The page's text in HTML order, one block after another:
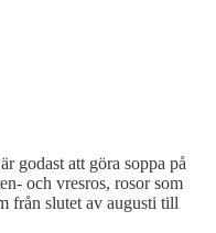
godast att göra soppa på
och vresros, rosor som
från slutet av augusti till